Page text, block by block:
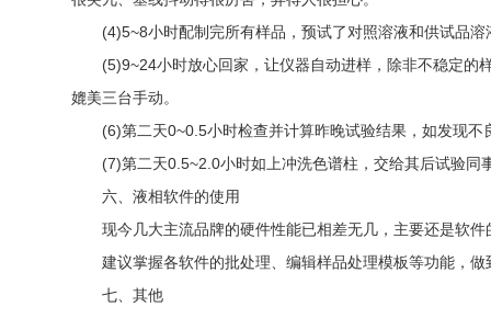
(4)5~8小时配制完所有样品，预试了对照溶液和供试品溶
(5)9~24小时放心回家，让仪器自动进样，除非不稳定的样
媲美三台手动。
(6)第二天0~0.5小时检查并计算昨晚试验结果，如发现不
(7)第二天0.5~2.0小时如上冲洗色谱柱，交给其后试验同
六、液相软件的使用
现今几大主流品牌的硬件性能已相差无几，主要还是软件
建议掌握各软件的批处理、编辑样品处理模板等功能，做
七、其他